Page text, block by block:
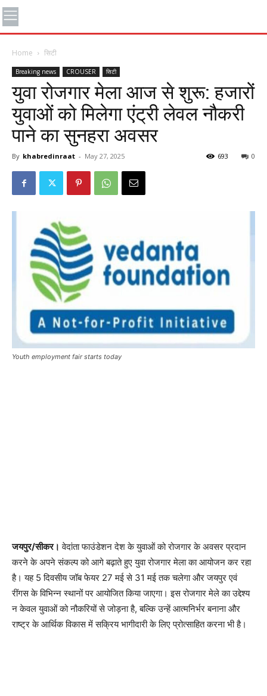
Home सिटी
Breaking news CROUSER सिटी
युवा रोजगार मेला आज से शुरू: हजारों
युवाओं को मिलेगा एंट्री लेवल नौकरी
पाने का सुनहरा अवसर
By khabredinraat - May 27, 2025 0
693
Youth employment fair starts today
जयपुर/सीकर। वेदांता फाउंडेशन देश के युवाओं को रोजगार के अवसर प्रदान
करने के अपने संकल्प को आगे बढ़ाते हुए युवा रोजगार मेला का आयोजन कर रहा
है। यह 5 दिवसीय जॉब फेयर 27 मई से 31 मई तक चलेगा और जयपुर एवं
रींगस के विभिन्न स्थानों पर आयोजित किया जाएगा। इस रोजगार मेले का उद्देश्य
न केवल युवाओं को नौकरियों से जोड़ना है, बल्कि उन्हें आत्मनिर्भर बनाना और
राष्ट्र के आर्थिक विकास में सक्रिय भागीदारी के लिए प्रोत्साहित करना भी है।